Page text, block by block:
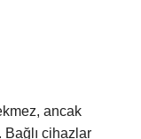
ancak
Bağlı cihazlar